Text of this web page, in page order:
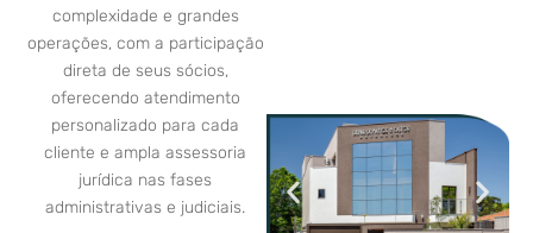
complexidade e grandes
operações, com a participação
direta de seus sócios,
oferecendo atendimento
personalizado para cada
cliente e ampla assessoria
jurídica nas fases
administrativas e judiciais.